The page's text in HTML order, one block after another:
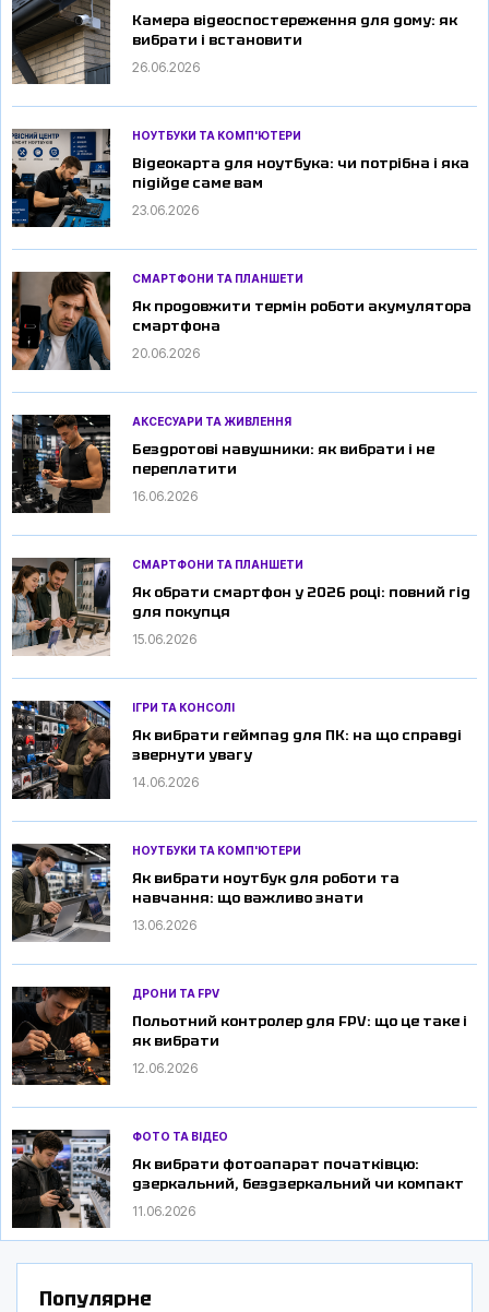
Популярне
Камера відеоспостереження для дому: як
вибрати і встановити
26.06.2026
НОУТБУКИ ТА КОМП'ЮТЕРИ
Відеокарта для ноутбука: чи потрібна і яка
підійде саме вам
23.06.2026
СМАРТФОНИ ТА ПЛАНШЕТИ
Як продовжити термін роботи акумулятора
смартфона
20.06.2026
АКСЕСУАРИ ТА ЖИВЛЕННЯ
Бездротові навушники: як вибрати і не
переплатити
16.06.2026
СМАРТФОНИ ТА ПЛАНШЕТИ
Як обрати смартфон у 2026 році: повний гід
для покупця
15.06.2026
ІГРИ ТА КОНСОЛІ
Як вибрати геймпад для ПК: на що справді
звернути увагу
14.06.2026
НОУТБУКИ ТА КОМП'ЮТЕРИ
Як вибрати ноутбук для роботи та
навчання: що важливо знати
13.06.2026
ДРОНИ ТА FPV
Польотний контролер для FPV: що це таке і
як вибрати
12.06.2026
ФОТО ТА ВІДЕО
Як вибрати фотоапарат початківцю:
дзеркальний, бездзеркальний чи компакт
11.06.2026